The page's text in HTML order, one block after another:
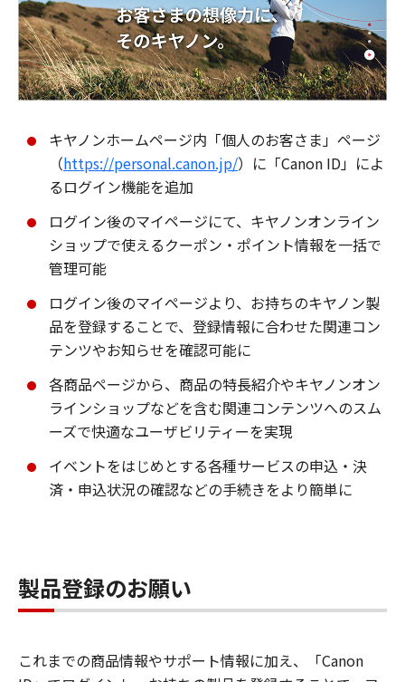
キヤノンホームページ内「個人のお客さま」ページ
（https://personal.canon.jp/）に「Canon ID」によ
るログイン機能を追加
ログイン後のマイページにて、キヤノンオンライン
ショップで使えるクーポン・ポイント情報を一括で
管理可能
ログイン後のマイページより、お持ちのキヤノン製
品を登録することで、登録情報に合わせた関連コン
テンツやお知らせを確認可能に
各商品ページから、商品の特長紹介やキヤノンオン
ラインショップなどを含む関連コンテンツへのスム
ーズで快適なユーザビリティーを実現
イベントをはじめとする各種サービスの申込・決
済・申込状況の確認などの手続きをより簡単に
製品登録のお願い
これまでの商品情報やサポート情報に加え、「Canon